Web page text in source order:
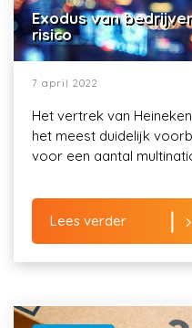
Exodus van
risico
7 april 2022
Het vertrek van
het meest duidelijk
voor een aantal
Lees verder